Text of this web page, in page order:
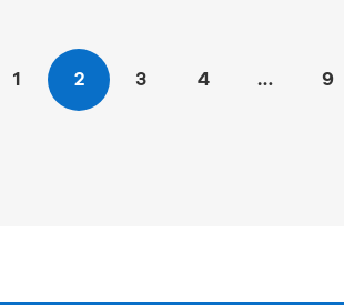
1 2 3 4 … 9